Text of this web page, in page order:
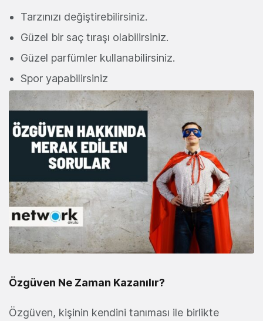
Tarzınızı değiştirebilirsiniz.
Güzel bir saç tıraşı olabilirsiniz.
Güzel parfümler kullanabilirsiniz.
Spor yapabilirsiniz
Özgüven Ne Zaman Kazanılır?
Özgüven, kişinin kendini tanıması ile birlikte